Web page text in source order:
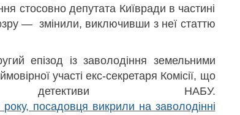
стосовно депутата Київради в частині
— змінили, виключивши з неї статтю
епізод із заволодіння земельними
участі екс-секретаря Комісії, що
детективи НАБУ.
посадовця викрили на заволодінні